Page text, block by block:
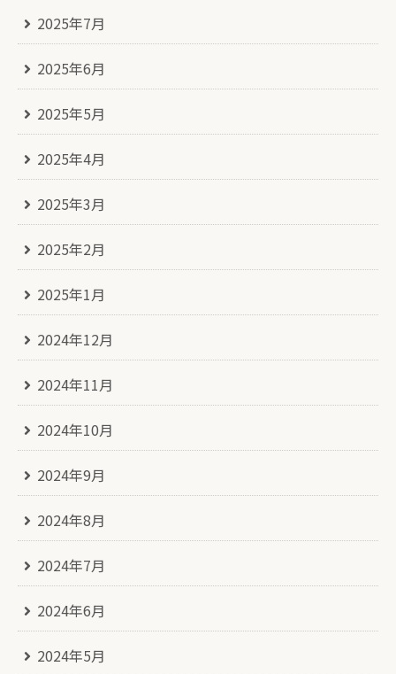
2025年7月
2025年6月
2025年5月
2025年4月
2025年3月
2025年2月
2025年1月
2024年12月
2024年11月
2024年10月
2024年9月
2024年8月
2024年7月
2024年6月
2024年5月